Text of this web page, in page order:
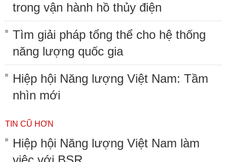
trong vận hành hồ thủy điện
Tìm giải pháp tổng thể cho hệ thống
năng lượng quốc gia
Hiệp hội Năng lượng Việt Nam: Tầm
nhìn mới
TIN CŨ HƠN
Hiệp hội Năng lượng Việt Nam làm